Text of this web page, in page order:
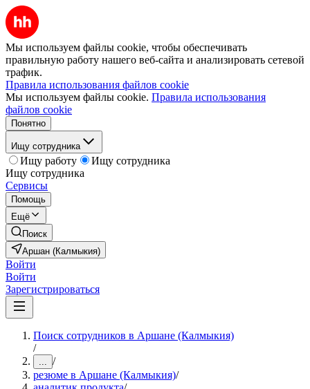
Мы используем файлы cookie, чтобы обеспечивать
правильную работу нашего веб-сайта и анализировать сетевой
трафик.
Правила использования файлов cookie
Мы используем файлы cookie. Правила использования
файлов cookie
Понятно
Ищу сотрудника
Ищу работу
Ищу сотрудника
Ищу сотрудника
Сервисы
Помощь
Ещё
Поиск
Аршан (Калмыкия)
Войти
Войти
Зарегистрироваться
Поиск сотрудников в Аршане (Калмыкия)
/
... /
резюме в Аршане (Калмыкия)/